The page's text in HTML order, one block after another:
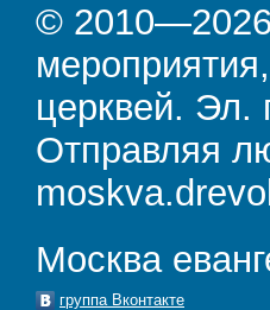
©
церквей. Эл.
Отправляя
Москва
группа Вконтакте